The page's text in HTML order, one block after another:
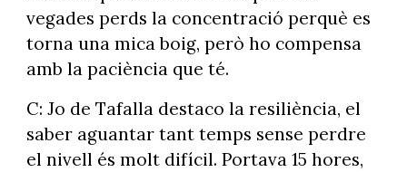
vegades perds la concentració perquè es
torna una mica boig, però ho compensa
amb la paciència que té.
C: Jo de Tafalla destaco la resiliència, el
saber aguantar tant temps sense perdre
el nivell és molt difícil. Portava 15 hores,